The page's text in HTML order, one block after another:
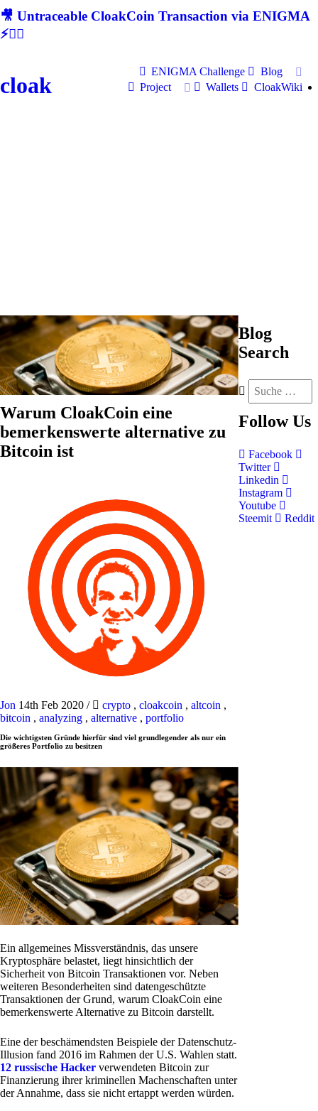
🎥 Untraceable CloakCoin Transaction via ENIGMA
⚡🕵‍♂
cloak
ENIGMA Challenge
Blog
Project
Wallets CloakWiki
Warum CloakCoin eine
bemerkenswerte alternative zu
Bitcoin ist
Jon 14th Feb 2020 / crypto , cloakcoin , altcoin ,
bitcoin , analyzing , alternative , portfolio
Die wichtigsten Gründe hierfür sind viel grundlegender als nur ein
größeres Portfolio zu besitzen
Ein allgemeines Missverständnis, das unsere
Kryptosphäre belastet, liegt hinsichtlich der
Sicherheit von Bitcoin Transaktionen vor. Neben
weiteren Besonderheiten sind datengeschützte
Transaktionen der Grund, warum CloakCoin eine
bemerkenswerte Alternative zu Bitcoin darstellt.
Eine der beschämendsten Beispiele der Datenschutz-
Illusion fand 2016 im Rahmen der U.S. Wahlen statt.
12 russische Hacker verwendeten Bitcoin zur
Finanzierung ihrer kriminellen Machenschaften unter
der Annahme, dass sie nicht ertappt werden würden.
Blog
Search
Follow Us
Facebook
Twitter
Linkedin
Instagram
Youtube
Steemit
Reddit